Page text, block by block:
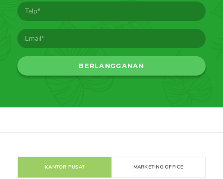
KANTOR PUSAT MARKETING OFFICE